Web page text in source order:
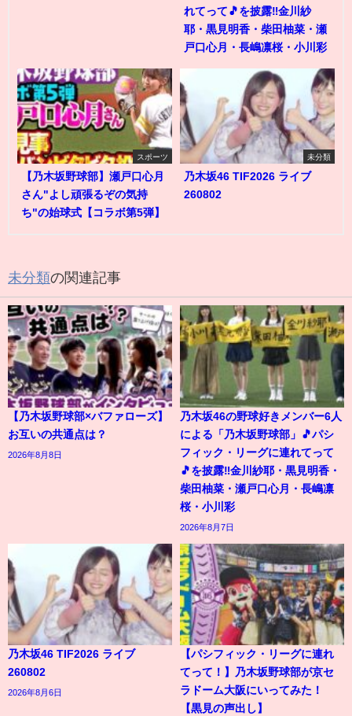
れてって🎵を披露‼️金川紗
耶・黒見明香・柴田柚菜・瀬
戸口心月・長嶋凛桜・小川彩
スポーツ
【乃木坂野球部】瀬戸口心月
さん"よし頑張るぞの気持
ち"の始球式【コラボ第5弾】
未分類
乃木坂46 TIF2026 ライブ
260802
未分類の関連記事
【乃木坂野球部×バファローズ】
お互いの共通点は？
2026年8月8日
乃木坂46の野球好きメンバー6人
による「乃木坂野球部」🎵パシ
フィック・リーグに連れてって
🎵を披露‼️金川紗耶・黒見明香・
柴田柚菜・瀬戸口心月・長嶋凛
桜・小川彩
2026年8月7日
乃木坂46 TIF2026 ライブ
260802
2026年8月6日
【パシフィック・リーグに連れ
てって！】乃木坂野球部が京セ
ラドーム大阪にいってみた！
【黒見の声出し】